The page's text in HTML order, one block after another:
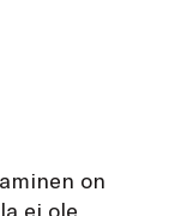
on
ei ole